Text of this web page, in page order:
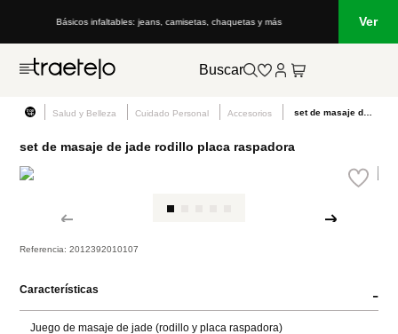
Básicos infaltables: jeans, camisetas, chaquetas y más Ver
Buscar
Salud y Belleza Cuidado Personal Accesorios
set de masaje de jade rodillo placa raspadora
Referencia:2012392010107
Características -
Juego de masaje de jade (rodillo y placa raspadora)